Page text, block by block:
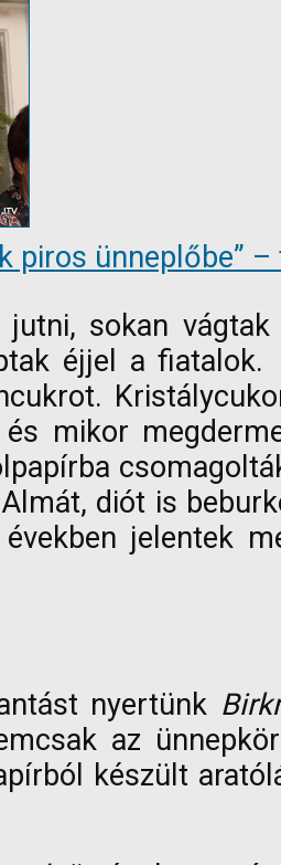
piros ünneplőbe”
sokan
éjjel a
mikor
diót is
jelentek
nyertünk
az
készült